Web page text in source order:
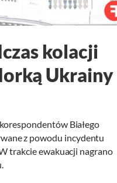
kolacji
Ukrainy
Białego
z powodu incydentu
trakcie ewakuacji nagrano